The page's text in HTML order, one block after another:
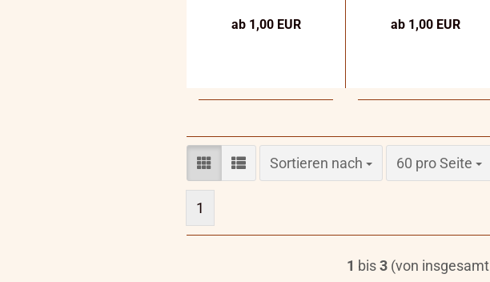
Handarbeit
ab 1,00 EUR
Handarbeit
ab 1,00 EUR
Sortieren nach
Sortieren nach 60 pro Seite
pro Seite
1
1 bis3(von insgesamt